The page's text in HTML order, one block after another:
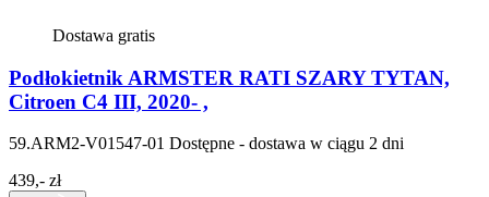
Dostawa gratis
Podłokietnik ARMSTER RATI SZARY TYTAN,
Citroen C4 III, 2020- ,
59.ARM2-V01547-01 Dostępne - dostawa w ciągu 2 dni
439,- zł